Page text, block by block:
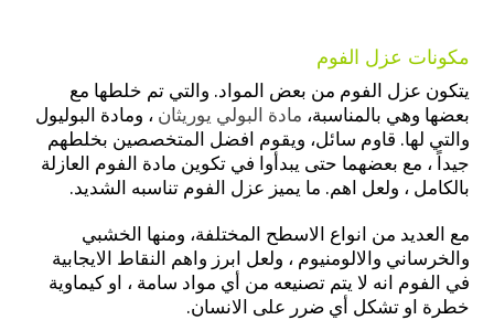
مكونات عزل الفوم
يتكون عزل الفوم من بعض المواد. والتي تم خلطها مع
بعضها وهي بالمناسبة، مادة البولي يوريثان ، ومادة البوليول
والتي لها. قاوم سائل، ويقوم افضل المتخصصين بخلطهم
جيداً ، مع بعضهما حتى يبدأوا في تكوين مادة الفوم العازلة
بالكامل ، ولعل اهم. ما يميز عزل الفوم تناسبه الشديد.
مع العديد من انواع الاسطح المختلفة، ومنها الخشبي
والخرساني والالومنيوم ، ولعل ابرز واهم النقاط الايجابية
في الفوم انه لا يتم تصنيعه من أي مواد سامة ، او كيماوية
خطرة او تشكل أي ضرر على الانسان.